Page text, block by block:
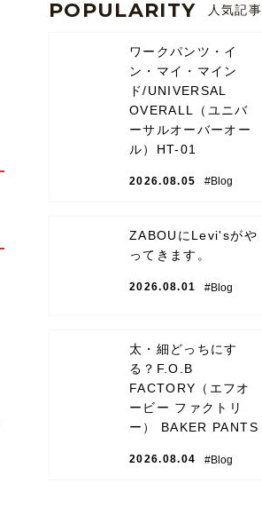
POPULARITY 人気記事
ワークパンツ・イ
ン・マイ・マイン
ド/UNIVERSAL
OVERALL（ユニバ
ーサルオーバーオー
ル）HT-01
2026.08.05 #Blog
ZABOUにLevi'sがや
ってきます。
2026.08.01 #Blog
太・細どっちにす
る？F.O.B
FACTORY（エフオ
ービー ファクトリ
ー） BAKER PANTS
2026.08.04 #Blog